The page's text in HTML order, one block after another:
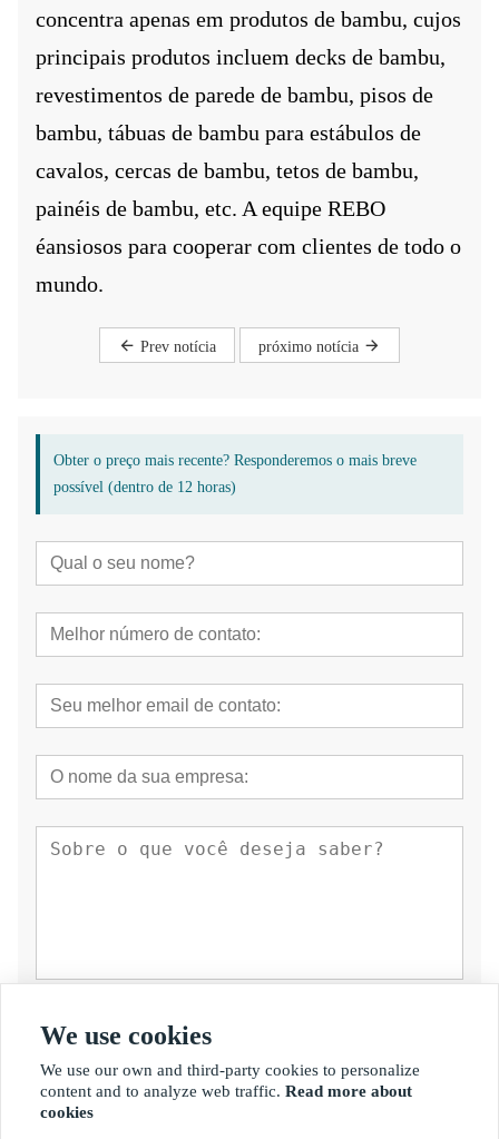
concentra apenas em produtos de bambu, cujos
principais produtos incluem decks de bambu,
revestimentos de parede de bambu, pisos de
bambu, tábuas de bambu para estábulos de
cavalos, cercas de bambu, tetos de bambu,
painéis de bambu, etc. A equipe REBO
éansiosos para cooperar com clientes de todo o
mundo.
Prev notícia próximo notícia
Obter o preço mais recente? Responderemos o mais breve
possível (dentro de 12 horas)
submeter
We use cookies
We use our own and third-party cookies to personalize
content and to analyze web traffic. Read more about
cookies